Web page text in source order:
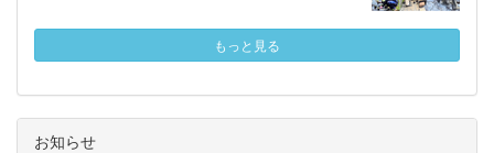
もっと見る
お知らせ